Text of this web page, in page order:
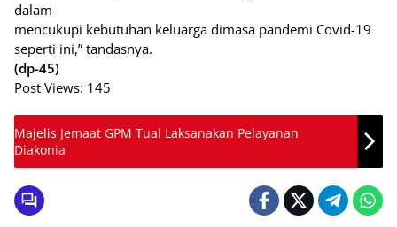
dalam
mencukupi kebutuhan keluarga dimasa pandemi Covid-19
seperti ini,” tandasnya.
(dp-45)
Post Views: 145
Majelis Jemaat GPM Tual Laksanakan Pelayanan
Diakonia